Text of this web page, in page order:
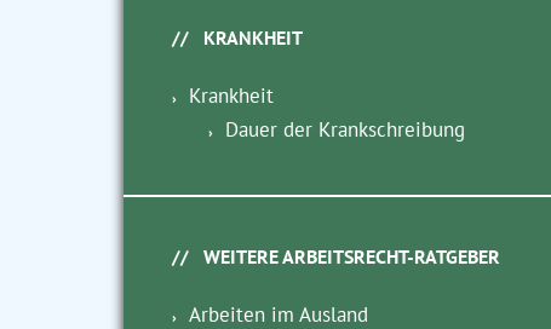
KRANKHEIT
Krankheit
Dauer der Krankschreibung
WEITERE ARBEITSRECHT-RATGEBER
Arbeiten im Ausland